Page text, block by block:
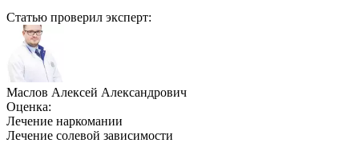
Статью проверил эксперт:
Маслов Алексей Александрович
Оценка:
Лечение наркомании
Лечение солевой зависимости